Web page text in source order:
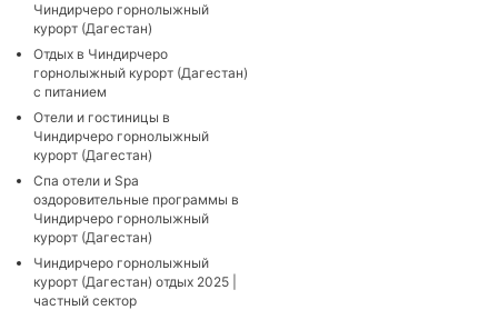
Чиндирчеро горнолыжный
курорт (Дагестан)
Отдых в Чиндирчеро
горнолыжный курорт (Дагестан)
с питанием
Отели и гостиницы в
Чиндирчеро горнолыжный
курорт (Дагестан)
Cпа отели и Spa
оздоровительные программы в
Чиндирчеро горнолыжный
курорт (Дагестан)
Чиндирчеро горнолыжный
курорт (Дагестан) отдых 2025 |
частный сектор